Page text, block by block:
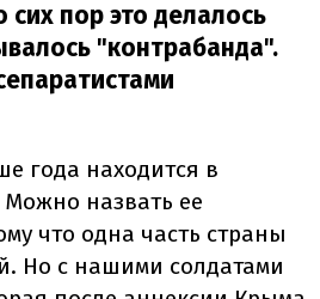
пор это делалось
"контрабанда".
года находится в
назвать ее
что одна часть страны
Но с нашими солдатами